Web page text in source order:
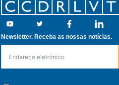
Footer
Youtube Twitter Facebook Linkedin
Newsletter. Receba as nossas notícias.